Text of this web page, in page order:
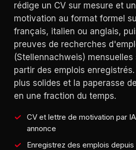
rédige un CV sur mesure et
motivation au format formel
français, italien ou anglais,
preuves de recherches
(Stellennachweis)
partir des emplois
plus solides et la paperasse
en une fraction du temps.
CV et lettre de motivation par
annonce
Enregistrez des emplois